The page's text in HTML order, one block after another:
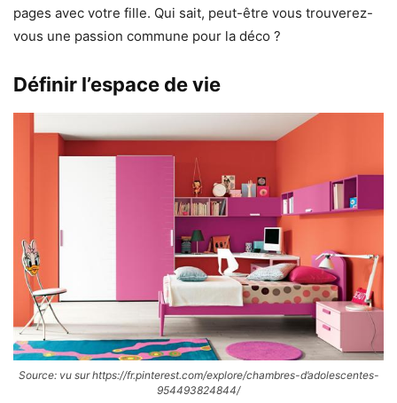
pages avec votre fille. Qui sait, peut-être vous trouverez-
vous une passion commune pour la déco ?
Définir l’espace de vie
Source: vu sur https://fr.pinterest.com/explore/chambres-d’adolescentes-
954493824844/